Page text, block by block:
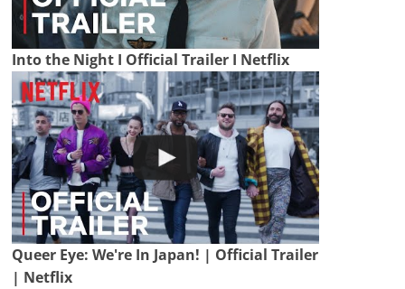
Into the Night I Official Trailer I Netflix
Queer Eye: We're In Japan! | Official Trailer
| Netflix